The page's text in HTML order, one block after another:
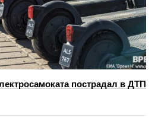
пострадал в ДТП